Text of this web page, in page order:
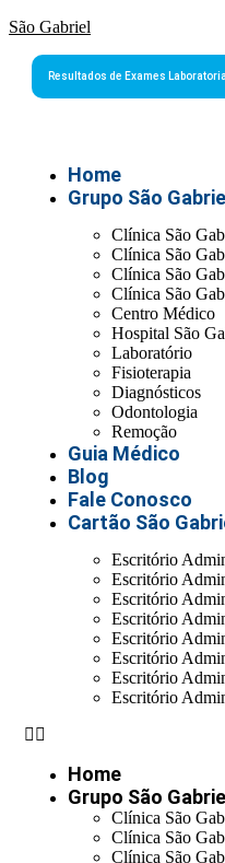
São Gabriel
Resultados de Exames
Home
Grupo São Gabriel
Clínica São
Clínica São
Clínica São
Clínica São
Centro Médico
Hospital São
Laboratório
Fisioterapia
Diagnósticos
Odontologia
Remoção
Guia Médico
Blog
Fale Conosco
Cartão São
Escritório
Escritório
Escritório
Escritório
Escritório
Escritório
Escritório
Escritório
Home
Grupo São Gabriel
Clínica São
Clínica São
Clínica São